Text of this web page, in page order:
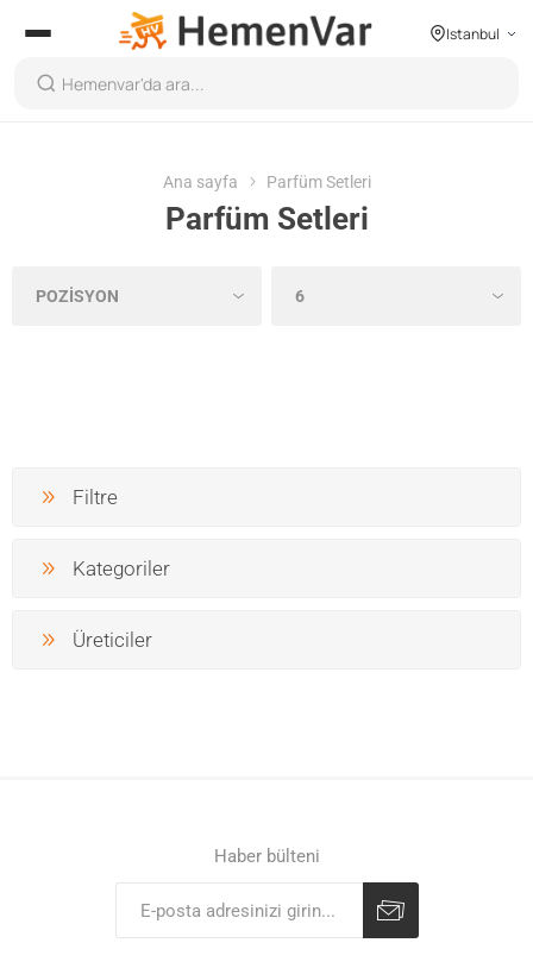
Istanbul
Ana sayfa Parfüm Setleri
Parfüm Setleri
Filtre
Kategoriler
Üreticiler
Haber bülteni